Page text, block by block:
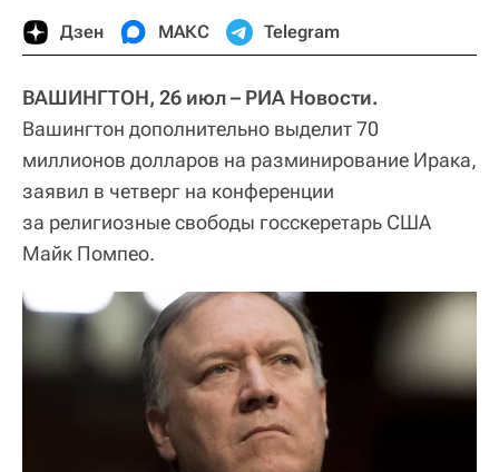
Дзен МАКС Telegram
ВАШИНГТОН, 26 июл – РИА Новости.
Вашингтон дополнительно выделит 70
миллионов долларов на разминирование Ирака,
заявил в четверг на конференции
за религиозные свободы госскеретарь США
Майк Помпео.